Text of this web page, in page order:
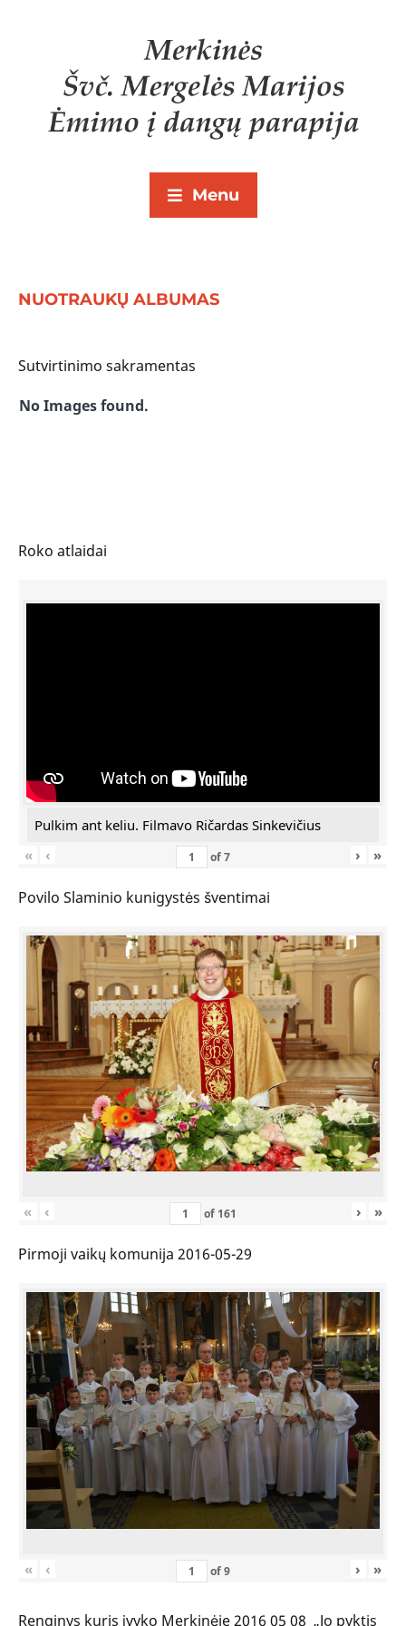
Menu
NUOTRAUKŲ ALBUMAS
Sutvirtinimo sakramentas
No Images found.
Roko atlaidai
Pulkim ant keliu. Filmavo Ričardas Sinkevičius
«
‹ of7 › »
Povilo Slaminio kunigystės šventimai
« ‹ of 161 › »
Pirmoji vaikų komunija 2016-05-29
« ‹ of9 › »
Renginys kuris įvyko Merkinėje 2016 05 08 „Jo pyktis